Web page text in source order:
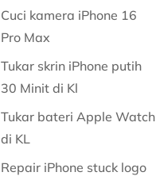
Cuci kamera iPhone 16
Pro Max
Tukar skrin iPhone putih
30 Minit di Kl
Tukar bateri Apple Watch
di KL
Repair iPhone stuck logo